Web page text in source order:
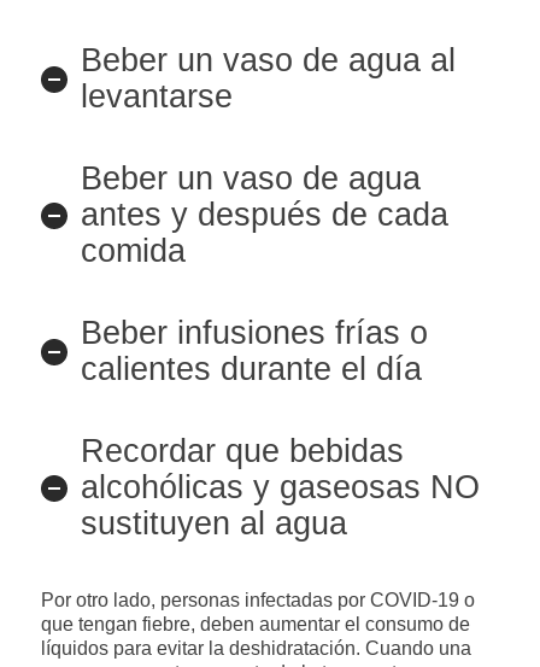
Beber un vaso de agua al
levantarse
Beber un vaso de agua
antes y después de cada
comida
Beber infusiones frías o
calientes durante el día
Recordar que bebidas
alcohólicas y gaseosas NO
sustituyen al agua
Por otro lado, personas infectadas por COVID-19 o
que tengan fiebre, deben aumentar el consumo de
líquidos para evitar la deshidratación. Cuando una